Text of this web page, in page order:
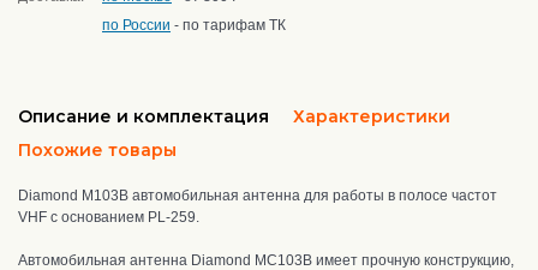
по России - по тарифам ТК
Описание и комплектация
Характеристики
Похожие товары
Diamond M103B автомобильная антенна для работы в полосе частот
VHF с основанием PL-259.
Автомобильная антенна Diamond MC103B имеет прочную конструкцию,